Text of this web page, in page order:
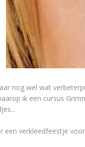
nog wel wat
ik een cursus
een verkleedfeestje